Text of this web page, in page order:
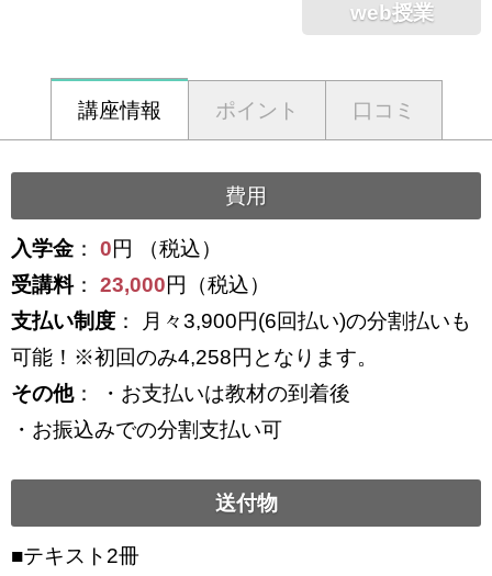
web授業
講座情報 ポイント 口コミ
費用
入学金 ： 0円 （税込）
受講料： 23,000円（税込）
支払い制度 ： 月々3,900円(6回払い)の分割払いも
可能！※初回のみ4,258円となります。
その他： ・お支払いは教材の到着後
・お振込みでの分割支払い可
送付物
■テキスト2冊